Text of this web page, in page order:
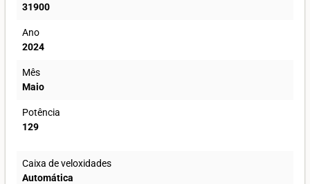
31900
Ano
2024
Mês
Maio
Potência
129
Caixa de veloxidades
Automática